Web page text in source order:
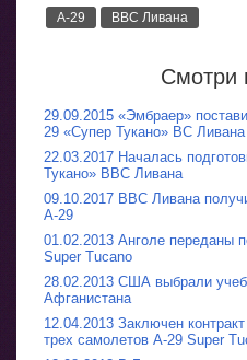
A-29 ВВС Ливана
Смотри
29.09.2015 «Эмбраер»
29 «Супер Тукано» ВС Ливана
22.03.2017 Началась
Тукано» ВВС Ливана
09.10.2017 ВВС Ливана
A-29
01.02.2013 Анголе переданы
Super Tucano
28.02.2013 США выбрали
Афганистана
12.04.2013 Заключен
трех самолетов А-29 Super